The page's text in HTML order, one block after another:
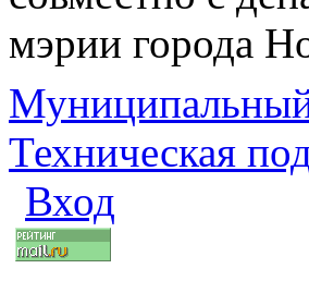
мэрии города
Техническая
Вход